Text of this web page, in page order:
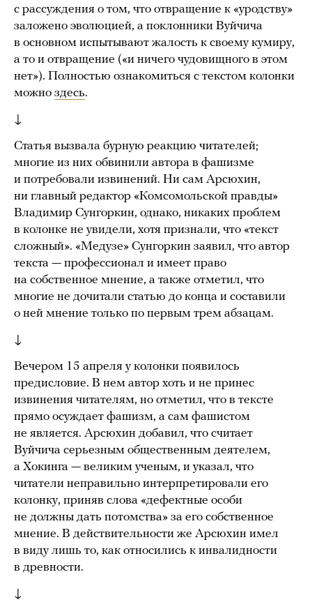
с рассуждения о том, что отвращение к «уродству»
заложено эволюцией, а поклонники Вуйчича
в основном испытывают жалость к своему кумиру,
а то и отвращение («и ничего чудовищного в этом
нет»). Полностью ознакомиться с текстом колонки
можно здесь.
↓
Статья вызвала бурную реакцию читателей;
многие из них обвинили автора в фашизме
и потребовали извинений. Ни сам Арсюхин,
ни главный редактор «Комсомольской правды»
Владимир Сунгоркин, однако, никаких проблем
в колонке не увидели, хотя признали, что «текст
сложный». «Медузе» Сунгоркин заявил, что автор
текста — профессионал и имеет право
на собственное мнение, а также отметил, что
многие не дочитали статью до конца и составили
о ней мнение только по первым трем абзацам.
↓
Вечером 15 апреля у колонки появилось
предисловие. В нем автор хоть и не принес
извинения читателям, но отметил, что в тексте
прямо осуждает фашизм, а сам фашистом
не является. Арсюхин добавил, что считает
Вуйчича серьезным общественным деятелем,
а Хокинга — великим ученым, и указал, что
читатели неправильно интерпретировали его
колонку, приняв слова «дефектные особи
не должны дать потомства» за его собственное
мнение. В действительности же Арсюхин имел
в виду лишь то, как относились к инвалидности
в древности.
↓